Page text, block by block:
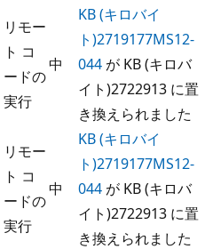
リモー
ト コ
ードの
実行
中
KB (キロバイ
ト)2719177MS12-
044 が KB (キロバ
イト)2722913 に置
き換えられました
リモー
ト コ
ードの
実行
中
KB (キロバイ
ト)2719177MS12-
044 が KB (キロバ
イト)2722913 に置
き換えられました